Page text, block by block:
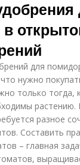
для
нужно
только тогда,
разное
Составить
– главная